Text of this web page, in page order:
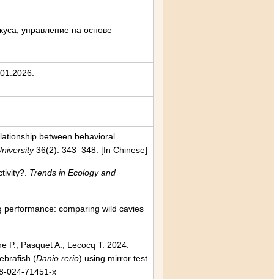
управление на основе
between behavioral
36(2): 343–348. [In Chinese]
Trends in Ecology and
comparing wild cavies
P., Pasquet A., Lecocq T. 2024.
(Danio rerio) using mirror test
024-71451-x